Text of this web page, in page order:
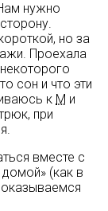
нужно
но за
Проехала
сон и что эти
к М и
при
вместе с
(как в